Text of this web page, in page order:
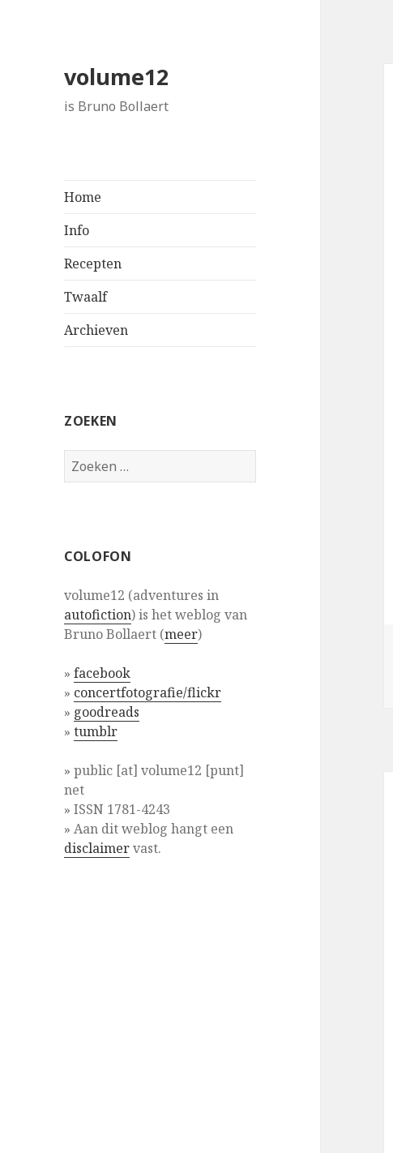
volume12
is Bruno Bollaert
Home
Info
Recepten
Twaalf
Archieven
ZOEKEN
Zoeken
naar:
COLOFON
volume12 (adventures in
autofiction) is het weblog van
Bruno Bollaert (meer)
»facebook
» concertfotografie/flickr
» goodreads
»tumblr
» public [at] volume12 [punt]
net
» ISSN 1781-4243
» Aan dit weblog hangt een
disclaimervast.